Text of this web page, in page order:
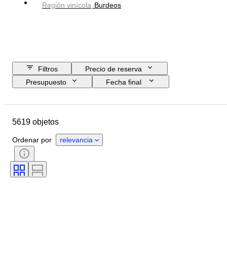
Región vinícola Burdeos
Filtros
Precio de reserva
Presupuesto
Fecha final
Material
Estilo
Región vinícola
Denominación de origen del vino / clasificación
Nivel de llenado de vino
5619 objetos
Ordenar por relevancia